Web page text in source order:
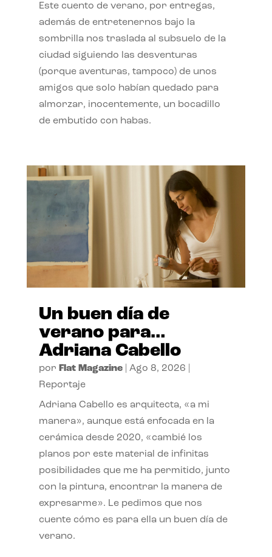
Este cuento de verano, por entregas,
además de entretenernos bajo la
sombrilla nos traslada al subsuelo de la
ciudad siguiendo las desventuras
(porque aventuras, tampoco) de unos
amigos que solo habían quedado para
almorzar, inocentemente, un bocadillo
de embutido con habas.
Un buen día de
verano para…
Adriana Cabello
por Flat Magazine| Ago 8, 2026
Reportaje
Adriana Cabello es arquitecta, «a mi
manera», aunque está enfocada en la
cerámica desde 2020, «cambié los
planos por este material de infinitas
posibilidades que me ha permitido, junto
con la pintura, encontrar la manera de
expresarme». Le pedimos que nos
cuente cómo es para ella un buen día de
verano.